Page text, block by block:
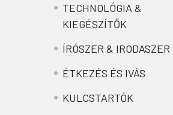
TECHNOLÓGIA &
KIEGÉSZÍTŐK
ÍRÓSZER & IRODASZER
ÉTKEZÉS ÉS IVÁS
KULCSTARTÓK